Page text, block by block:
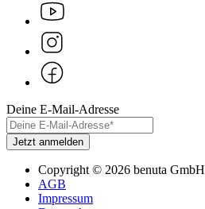
Deine E-Mail-Adresse
Jetzt anmelden
Copyright © 2026 benuta GmbH
AGB
Impressum